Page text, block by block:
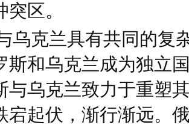
区。
乌克兰具有共同的复
斯和乌克兰成为独立
与乌克兰致力于重塑
宕起伏，渐行渐远。